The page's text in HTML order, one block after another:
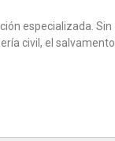
especializada. Sin
civil, el salvamento